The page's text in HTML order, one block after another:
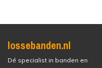
lossebanden.nl
Dé specialist in banden en